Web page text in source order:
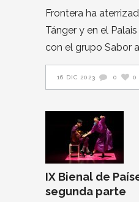
Frontera ha
Tánger y en el
con el grupo Sabor
16 DIC 2023 0 0
IX Bienal de
segunda parte